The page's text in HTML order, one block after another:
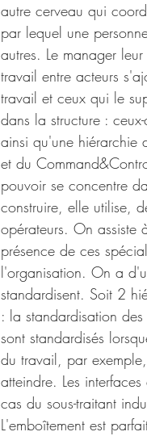
autre cerveau ­qui
par lequel une
autres. Le manager
travail entre acteurs
travail et ceux qui le
dans la structure :
ainsi qu'une hiérarchie
et du
pouvoir se concentre
construire, elle utilise,
opérateurs. On assiste
présence de ces
l'organisation. On a
standardisent. Soit 2
: la standardisation
sont standardisés
du travail, par
atteindre. Les
cas du sous-traitant
L'emboîtement est